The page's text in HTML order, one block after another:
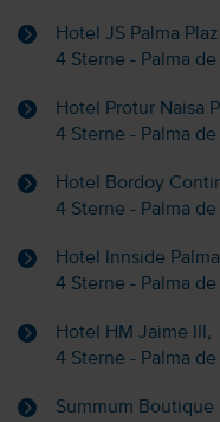
Hotel JS Palma
4 Sterne - Palma
Hotel Protur Naisa
4 Sterne - Palma
Hotel Bordoy
4 Sterne - Palma
Hotel Innside
4 Sterne - Palma
Hotel HM Jaime III,
4 Sterne - Palma
Summum